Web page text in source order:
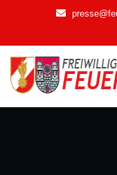
springen